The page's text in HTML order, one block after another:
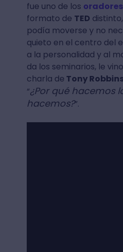
fue uno de los oradores
formato de TED
podía moverse y no
quieto en el centro del
a la personalidad y al
da los seminarios, le
charla de Tony
“¿Por qué hacemos
hacemos?”.